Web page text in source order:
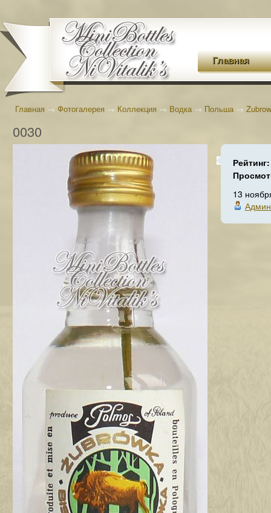
Главная
Главная → Фотогалерея → Коллекция → Водка→ Польша→
0030
13